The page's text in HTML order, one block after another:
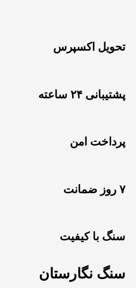
تحویل اکسپرس
پشتیبانی ۲۴ ساعته
پرداخت امن
۷ روز ضمانت
سنگ با کیفیت
سنگ نگارستان